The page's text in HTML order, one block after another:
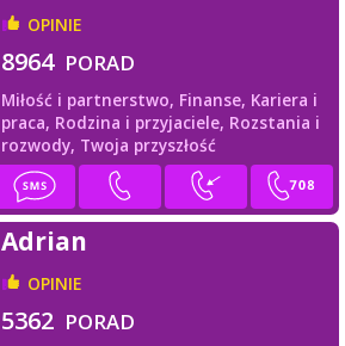
OPINIE
8964 PORAD
Miłość i partnerstwo, Finanse, Kariera i
praca, Rodzina i przyjaciele, Rozstania i
rozwody, Twoja przyszłość
Adrian
OPINIE
5362 PORAD